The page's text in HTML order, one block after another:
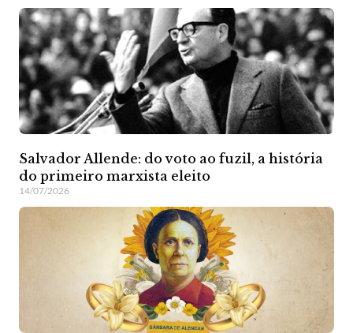
Salvador Allende: do voto ao fuzil, a história
do primeiro marxista eleito
14/07/2026